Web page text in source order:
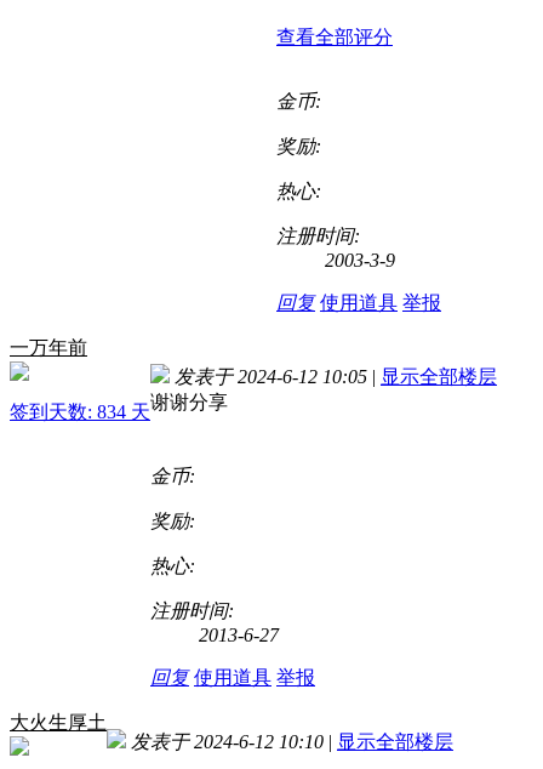
查看全部评分
金币:
奖励:
热心:
注册时间:
2003-3-9
回复 使用道具 举报
一万年前
签到天数: 834 天
发表于 2024-6-12 10:05 | 显示全部楼层
谢谢分享
金币:
奖励:
热心:
注册时间:
2013-6-27
回复 使用道具 举报
大火生厚土
发表于 2024-6-12 10:10 | 显示全部楼层